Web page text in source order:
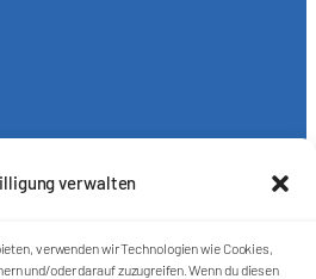
verwalten
verwenden wir Technologien wie Cookies,
und/oder darauf zuzugreifen. Wenn du diesen